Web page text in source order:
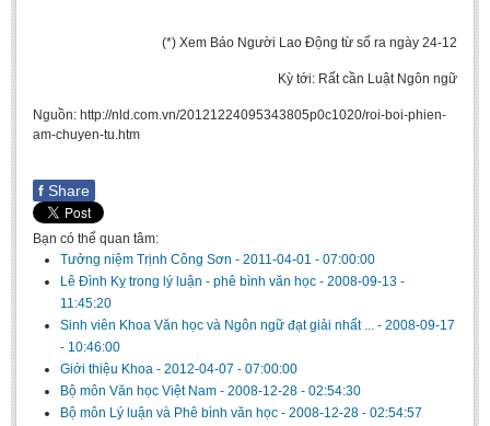
(*) Xem Báo Người Lao Động từ số ra ngày 24-12
Kỳ tới: Rất cần Luật Ngôn ngữ
Nguồn: http://nld.com.vn/20121224095343805p0c1020/roi-boi-phien-
am-chuyen-tu.htm
f Share
Bạn có thể quan tâm:
Tưởng niệm Trịnh Công Sơn - 2011-04-01 - 07:00:00
Lê Đình Kỵ trong lý luận - phê bình văn học - 2008-09-13 -
11:45:20
Sinh viên Khoa Văn học và Ngôn ngữ đạt giải nhất ... - 2008-09-17
- 10:46:00
Giới thiệu Khoa - 2012-04-07 - 07:00:00
Bộ môn Văn học Việt Nam - 2008-12-28 - 02:54:30
Bộ môn Lý luận và Phê bình văn học - 2008-12-28 - 02:54:57